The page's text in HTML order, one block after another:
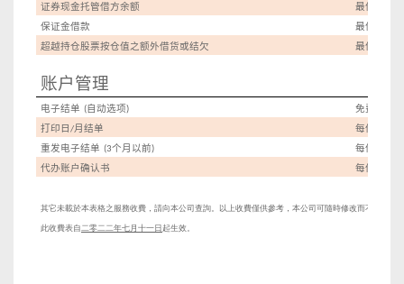
证券现金托管借方余额
最优惠利率
保证金借款
最优惠利率
超越持仓股票按仓值之额外借货或结欠
最优惠利率
账户管理
电子结单 (自动选项)
免费
打印日 /月结单 每份
重发电子结单 (3个月以前) 每份
代办账户确认书
每份
其它未載於本表格之服務收費，請向本公司查詢。以上收費僅供參考，本公司可隨時修改而不另行通
此收費表自二零二二年七月十一日 起生效。